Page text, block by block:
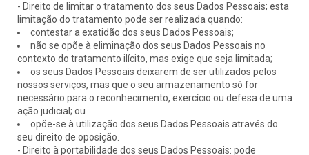
- Direito de limitar o tratamento dos seus Dados Pessoais; esta
limitação do tratamento pode ser realizada quando:
contestar a exatidão dos seus Dados Pessoais;
não se opõe à eliminação dos seus Dados Pessoais no
contexto do tratamento ilícito, mas exige que seja limitada;
os seus Dados Pessoais deixarem de ser utilizados pelos
nossos serviços, mas que o seu armazenamento só for
necessário para o reconhecimento, exercício ou defesa de uma
ação judicial; ou
opõe-se à utilização dos seus Dados Pessoais através do
seu direito de oposição.
- Direito à portabilidade dos seus Dados Pessoais: pode